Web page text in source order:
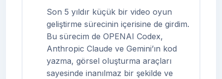
Son 5 yıldır küçük bir video oyun
geliştirme sürecinin içerisine de girdim.
Bu sürecim de OPENAI Codex,
Anthropic Claude ve Gemini’ın kod
yazma, görsel oluşturma araçları
sayesinde inanılmaz bir şekilde ve